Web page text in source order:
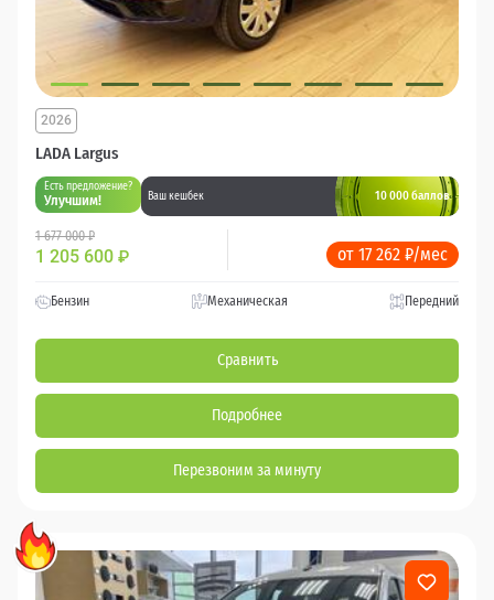
LADA Largus
2026
Есть предложение?
Улучшим! Ваш кешбек 10 000 баллов
1 677 000 ₽
1 205 600 ₽ от 17 262 ₽/мес
Бензин Механическая Передний
Сравнить
Подробнее
Перезвоним за минуту